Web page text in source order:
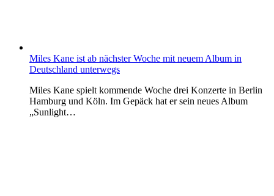
Miles Kane ist ab nächster Woche mit neuem Album in
Deutschland unterwegs
Miles Kane spielt kommende Woche drei Konzerte in Berlin
Hamburg und Köln. Im Gepäck hat er sein neues Album
„Sunlight…